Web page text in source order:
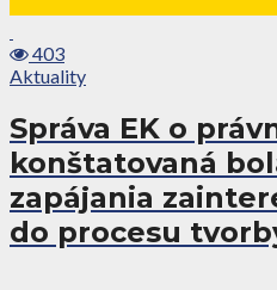
403
Aktuality
Správa EK o
konštatovaná
zapájania
do procesu